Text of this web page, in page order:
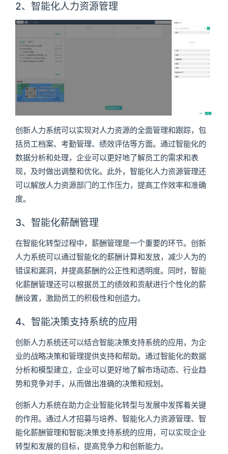
2、智能化人力资源管理
创新人力系统可以实现对人力资源的全面管理和跟踪，包
括员工档案、考勤管理、绩效评估等方面。通过智能化的
数据分析和处理，企业可以更好地了解员工的需求和表
现，及时做出调整和优化。此外，智能化人力资源管理还
可以解放人力资源部门的工作压力，提高工作效率和准确
度。
3、智能化薪酬管理
在智能化转型过程中，薪酬管理是一个重要的环节。创新
人力系统可以通过智能化的薪酬计算和发放，减少人为的
错误和漏洞，并提高薪酬的公正性和透明度。同时，智能
化薪酬管理还可以根据员工的绩效和贡献进行个性化的薪
酬设置，激励员工的积极性和创造力。
4、智能决策支持系统的应用
创新人力系统还可以结合智能决策支持系统的应用，为企
业的战略决策和管理提供支持和帮助。通过智能化的数据
分析和模型建立，企业可以更好地了解市场动态、行业趋
势和竞争对手，从而做出准确的决策和规划。
创新人力系统在助力企业智能化转型与发展中发挥着关键
的作用。通过人才招募与培养、智能化人力资源管理、智
能化薪酬管理和智能决策支持系统的应用，可以实现企业
转型和发展的目标，提高竞争力和创新能力。